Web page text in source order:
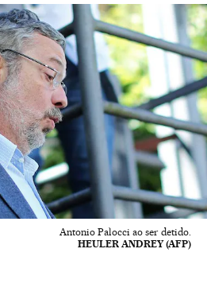
Antonio Palocci ao ser detido.
HEULER ANDREY (AFP)